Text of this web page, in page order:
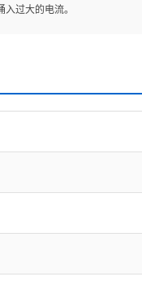
过大的电流。